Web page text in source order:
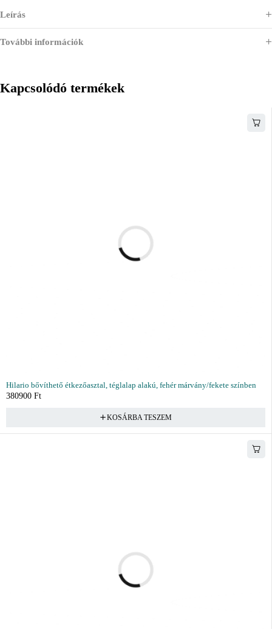
Leírás
További információk
Kapcsolódó termékek
Hilario bővíthető étkezőasztal, téglalap alakú, fehér márvány/fekete színben
380900 Ft
KOSÁRBA TESZEM